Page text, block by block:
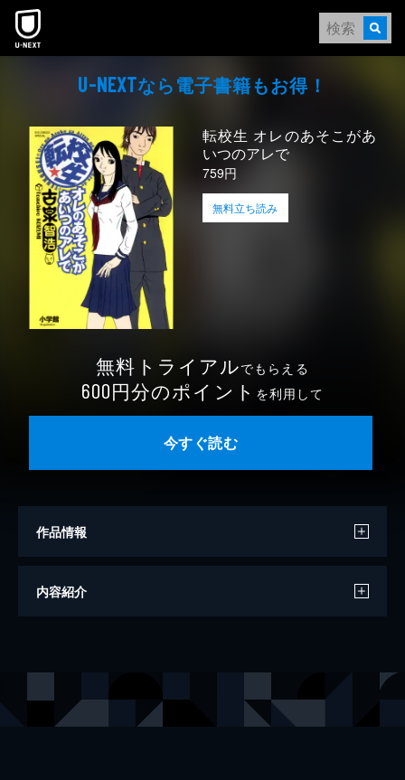
本文へスキップ
U-NEXTなら電⼦書籍もお得！
転校生 オレのあそこがあ
いつのアレで
759円
無料立ち読み
無料トライアルでもらえる
600円分のポイント を利用して
今すぐ読む
作品情報
著者
内容紹介